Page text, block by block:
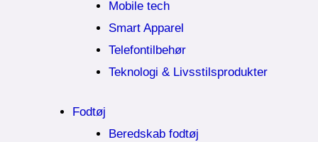
Mobile tech
Smart Apparel
Telefontilbehør
Teknologi & Livsstilsprodukter
Fodtøj
Beredskab fodtøj